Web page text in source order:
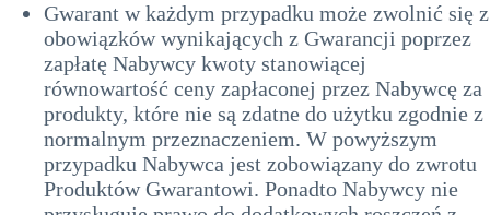
Gwarant w każdym przypadku może zwolnić się z
obowiązków wynikających z Gwarancji poprzez
zapłatę Nabywcy kwoty stanowiącej
równowartość ceny zapłaconej przez Nabywcę za
produkty, które nie są zdatne do użytku zgodnie z
normalnym przeznaczeniem. W powyższym
przypadku Nabywca jest zobowiązany do zwrotu
Produktów Gwarantowi. Ponadto Nabywcy nie